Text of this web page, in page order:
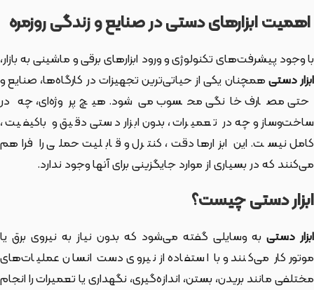
اهمیت ابزارهای دستی در صنایع و زندگی روزمره
با وجود پیشرفت‌های تکنولوژی و ورود ابزارهای برقی و ماشینی به بازار،
ابزار دستیهمچنان یکی از حیاتی‌ترین تجهیزات در کارگاه‌ها، صنایع و
حتی مصارف خانگی محسوب می‌شود. هیچ پروژه‌ای، چه در
ساخت‌وساز و چه در تعمیرات، بدون ابزار دستی دقیق و باکیفیت،
کامل نیست. این ابزارها دقت، کنترل و قابلیت حملی را فراهم
می‌کنند که در بسیاری از موارد جایگزینی برای آنها وجود ندارد.
ابزار دستی چیست؟
ابزار دستیبه وسایلی گفته می‌شود که بدون نیاز به نیروی برق یا
موتور کار می‌کنند و با استفاده از نیروی دست انسان عملیات‌های
مختلفی مانند بریدن، بستن، اندازه‌گیری، نگهداری یا تعمیرات را انجام